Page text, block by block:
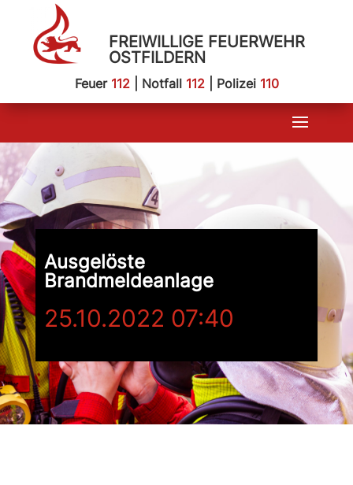
FREIWILLIGE FEUERWEHR
OSTFILDERN
Feuer 112| Notfall 112| Polizei 110
Ausgelöste
Brandmeldeanlage
25.10.2022 07:40